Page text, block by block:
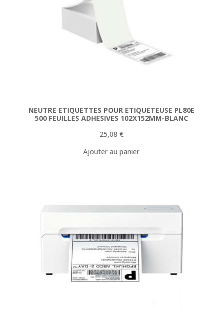
NEUTRE ETIQUETTES POUR ETIQUETEUSE PL80E
500 FEUILLES ADHESIVES 102X152MM-BLANC
25,08 €
Ajouter au panier